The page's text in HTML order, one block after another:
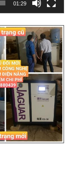
01:29